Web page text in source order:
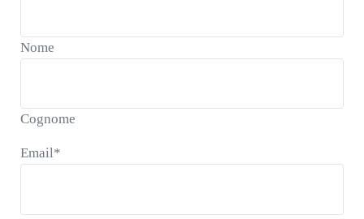
Nome
Cognome
Email*